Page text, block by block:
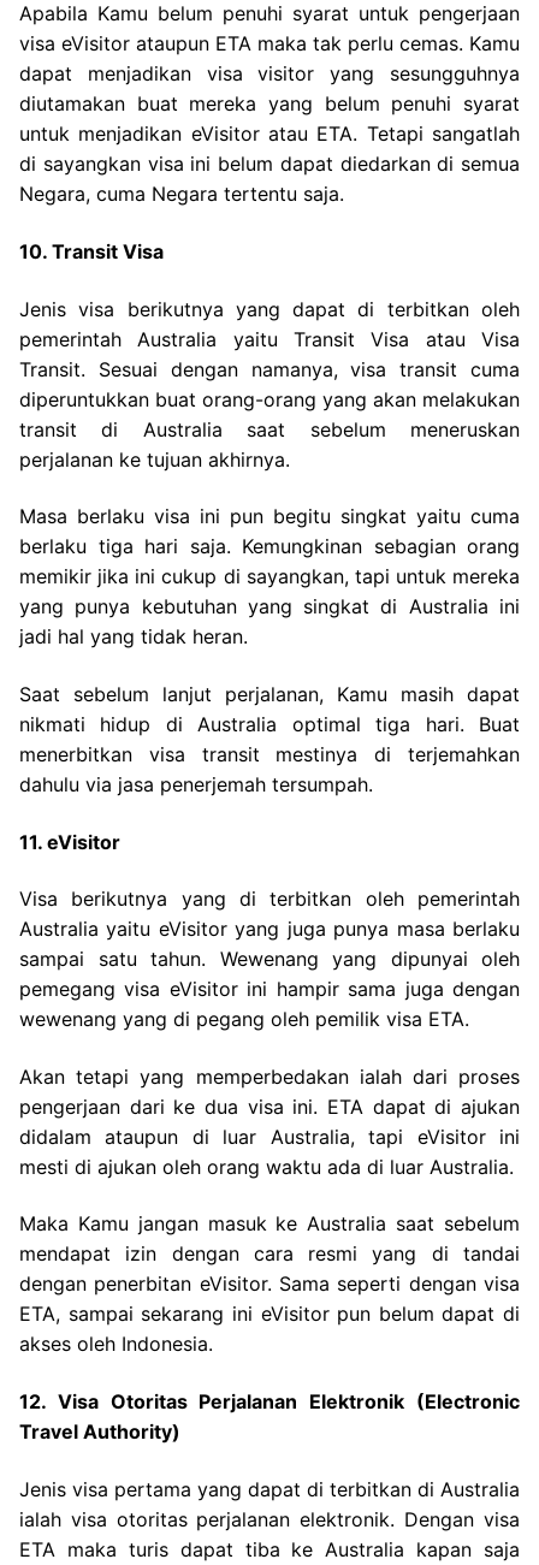
Apabila Kamu belum penuhi syarat untuk pengerjaan
visa eVisitor ataupun ETA maka tak perlu cemas. Kamu
dapat menjadikan visa visitor yang sesungguhnya
diutamakan buat mereka yang belum penuhi syarat
untuk menjadikan eVisitor atau ETA. Tetapi sangatlah
di sayangkan visa ini belum dapat diedarkan di semua
Negara, cuma Negara tertentu saja.
10. Transit Visa
Jenis visa berikutnya yang dapat di terbitkan oleh
pemerintah Australia yaitu Transit Visa atau Visa
Transit. Sesuai dengan namanya, visa transit cuma
diperuntukkan buat orang-orang yang akan melakukan
transit di Australia saat sebelum meneruskan
perjalanan ke tujuan akhirnya.
Masa berlaku visa ini pun begitu singkat yaitu cuma
berlaku tiga hari saja. Kemungkinan sebagian orang
memikir jika ini cukup di sayangkan, tapi untuk mereka
yang punya kebutuhan yang singkat di Australia ini
jadi hal yang tidak heran.
Saat sebelum lanjut perjalanan, Kamu masih dapat
nikmati hidup di Australia optimal tiga hari. Buat
menerbitkan visa transit mestinya di terjemahkan
dahulu via jasa penerjemah tersumpah.
11. eVisitor
Visa berikutnya yang di terbitkan oleh pemerintah
Australia yaitu eVisitor yang juga punya masa berlaku
sampai satu tahun. Wewenang yang dipunyai oleh
pemegang visa eVisitor ini hampir sama juga dengan
wewenang yang di pegang oleh pemilik visa ETA.
Akan tetapi yang memperbedakan ialah dari proses
pengerjaan dari ke dua visa ini. ETA dapat di ajukan
didalam ataupun di luar Australia, tapi eVisitor ini
mesti di ajukan oleh orang waktu ada di luar Australia.
Maka Kamu jangan masuk ke Australia saat sebelum
mendapat izin dengan cara resmi yang di tandai
dengan penerbitan eVisitor. Sama seperti dengan visa
ETA, sampai sekarang ini eVisitor pun belum dapat di
akses oleh Indonesia.
12. Visa Otoritas Perjalanan Elektronik (Electronic
Travel Authority)
Jenis visa pertama yang dapat di terbitkan di Australia
ialah visa otoritas perjalanan elektronik. Dengan visa
ETA maka turis dapat tiba ke Australia kapan saja